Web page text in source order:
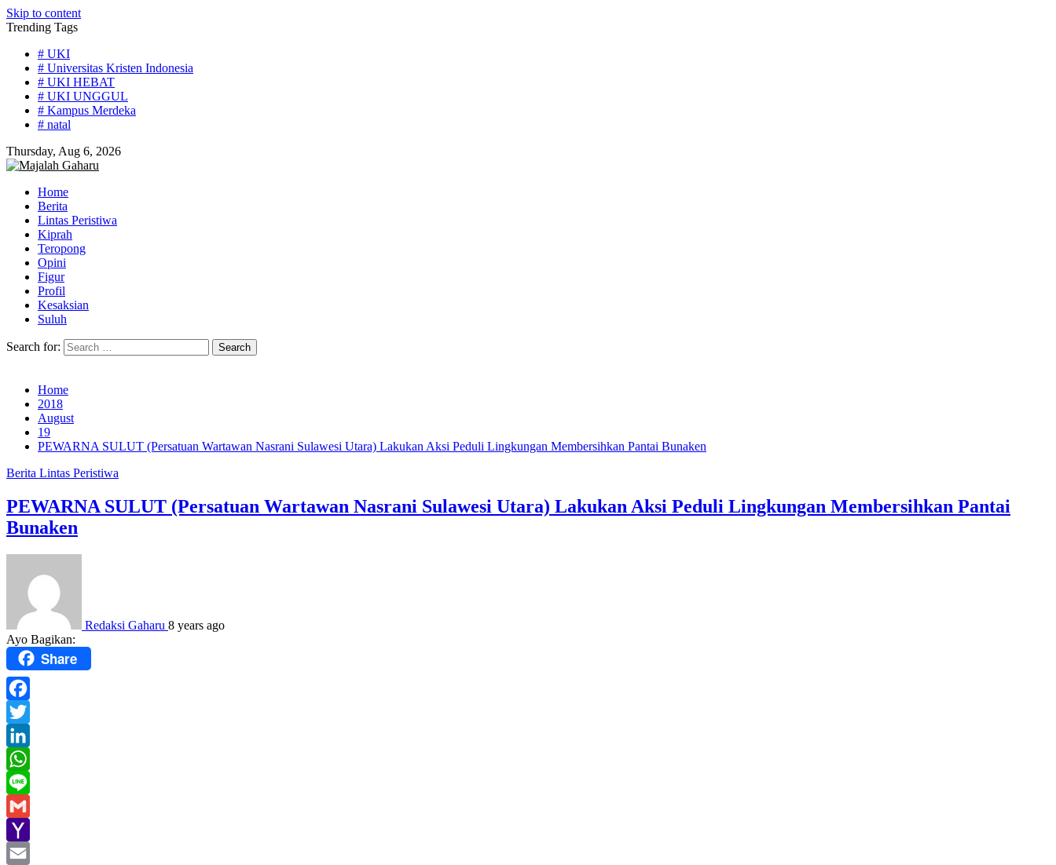
Skip to content
Trending Tags
# UKI
# Universitas Kristen Indonesia
# UKI HEBAT
# UKI UNGGUL
# Kampus Merdeka
# natal
Thursday, Aug 6, 2026
Home
Berita
Lintas Peristiwa
Kiprah
Teropong
Opini
Figur
Profil
Kesaksian
Suluh
Search for:
Home
2018
August
19
PEWARNA SULUT (Persatuan Wartawan Nasrani Sulawesi Utara) Lakukan Aksi Peduli Lingkungan Membersihkan Pantai Bunaken
Berita Lintas Peristiwa
PEWARNA SULUT (Persatuan Wartawan Nasrani Sulawesi Utara) Lakukan Aksi Peduli Lingkungan Membersihkan Pantai
Bunaken
Redaksi Gaharu 8 years ago
Ayo Bagikan:
Share
Facebook
Twitter
LinkedIn
WhatsApp
Line
Gmail
Yahoo